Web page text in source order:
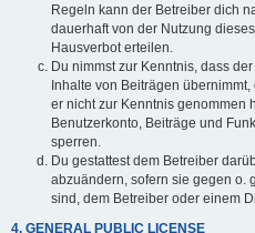
Regeln kann der Betreiber dich
dauerhaft von der Nutzung
Hausverbot erteilen.
Du nimmst zur Kenntnis, dass
Inhalte von Beiträgen
er nicht zur Kenntnis genommen
Benutzerkonto, Beiträge und
sperren.
Du gestattest dem Betreiber
abzuändern, sofern sie gegen o.
sind, dem Betreiber oder einem
4. GENERAL PUBLIC LICENSE